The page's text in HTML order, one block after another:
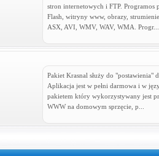
stron internetowych i FTP. Programos
Flash, witryny www, obrazy,
ASX, AVI, WMV, WAV, WMA. Progr...
Pakiet Krasnal służy do "postawienia"
Aplikacja jest w pełni darmowa i w
pakietem który wykorzystywany jest
WWW na domowym sprzęcie, p...